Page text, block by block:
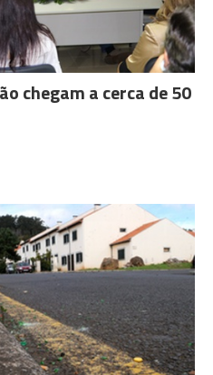
chegam a cerca de 50